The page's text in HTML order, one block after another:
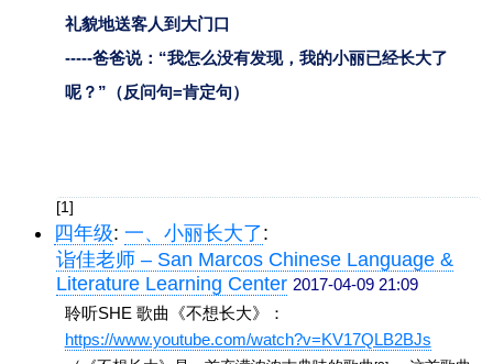
礼貌地送客人到大门口
-----爸爸说：“我怎么没有发现，我的小丽已经长大了
呢？”（反问句=肯定句）
[1]
四年级: 一、小丽长大了:
诣佳老师 – San Marcos Chinese Language &
Literature Learning Center 2017-04-09 21:09
聆听SHE 歌曲《不想长大》：
https://www.youtube.com/watch?v=KV17QLB2BJs